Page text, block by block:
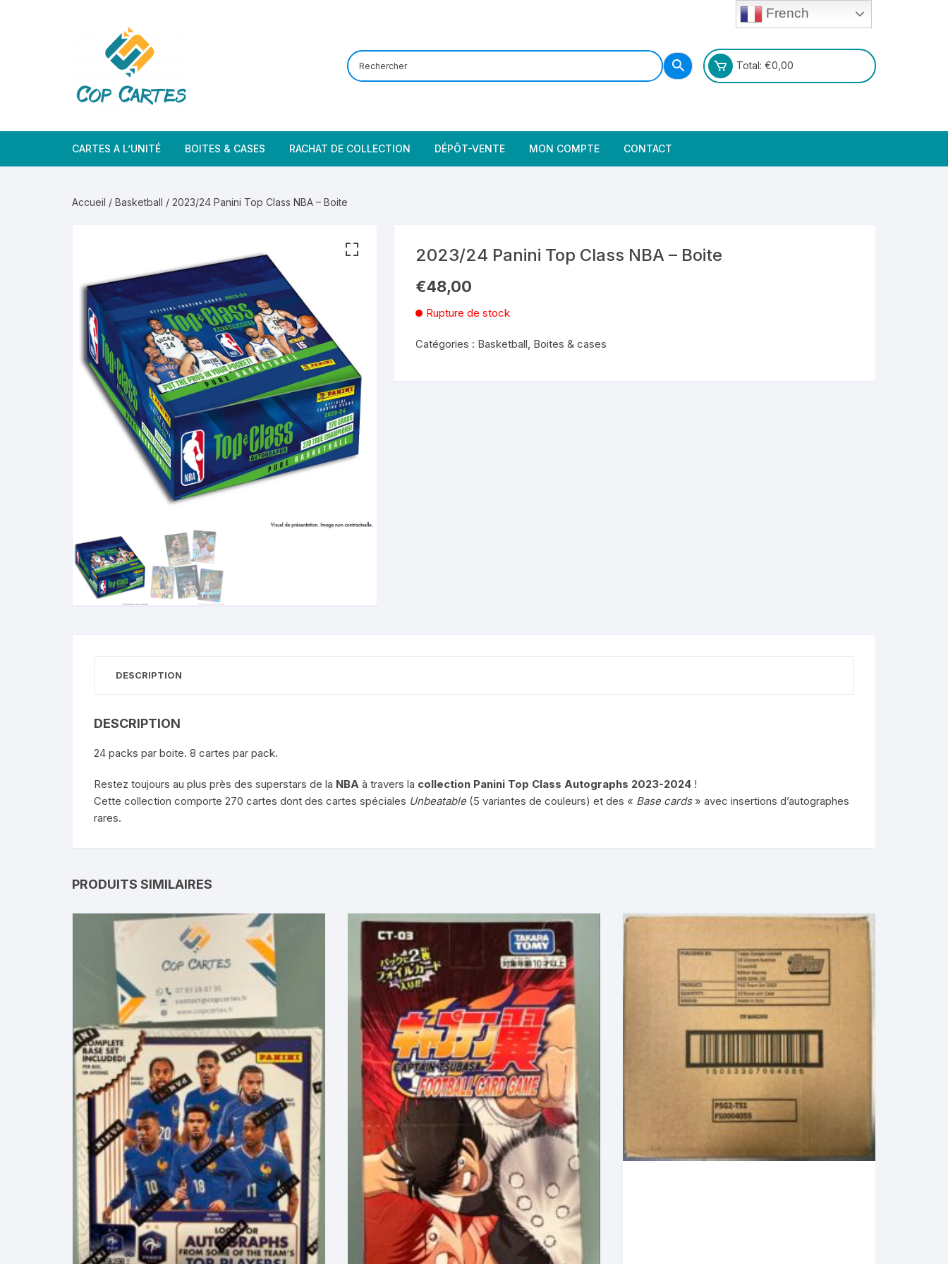
Total: €0,00
CARTES A L’UNITÉ BOITES & CASES RACHAT DE COLLECTION DÉPÔT-VENTE MON COMPTE CONTACT
Accueil / Basketball / 2023/24 Panini Top Class NBA – Boite
2023/24 Panini Top Class NBA – Boite
€48,00
Rupture de stock
Catégories : Basketball, Boites & cases
DESCRIPTION
DESCRIPTION
24 packs par boite. 8 cartes par pack.
Restez toujours au plus près des superstars de la NBA à travers la collection Panini Top Class Autographs 2023-2024 !
Cette collection comporte 270 cartes dont des cartes spéciales Unbeatable(5 variantes de couleurs) et des « Base cards» avec insertions d’autographes
rares.
PRODUITS SIMILAIRES
French